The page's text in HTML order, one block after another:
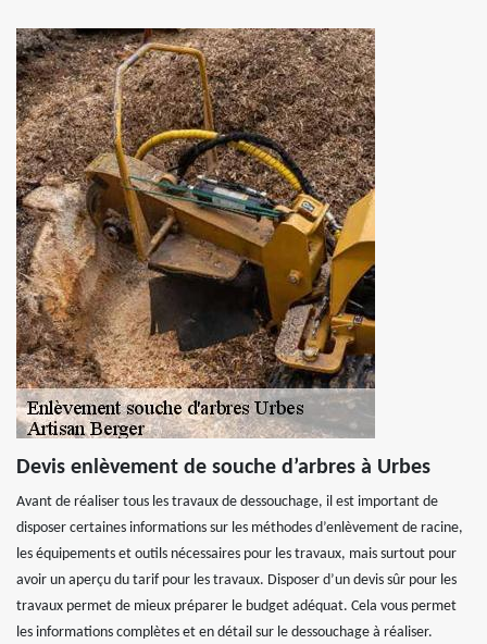
Devis enlèvement de souche d’arbres à Urbes
Avant de réaliser tous les travaux de dessouchage, il est important de
disposer certaines informations sur les méthodes d’enlèvement de racine,
les équipements et outils nécessaires pour les travaux, mais surtout pour
avoir un aperçu du tarif pour les travaux. Disposer d’un devis sûr pour les
travaux permet de mieux préparer le budget adéquat. Cela vous permet
les informations complètes et en détail sur le dessouchage à réaliser.